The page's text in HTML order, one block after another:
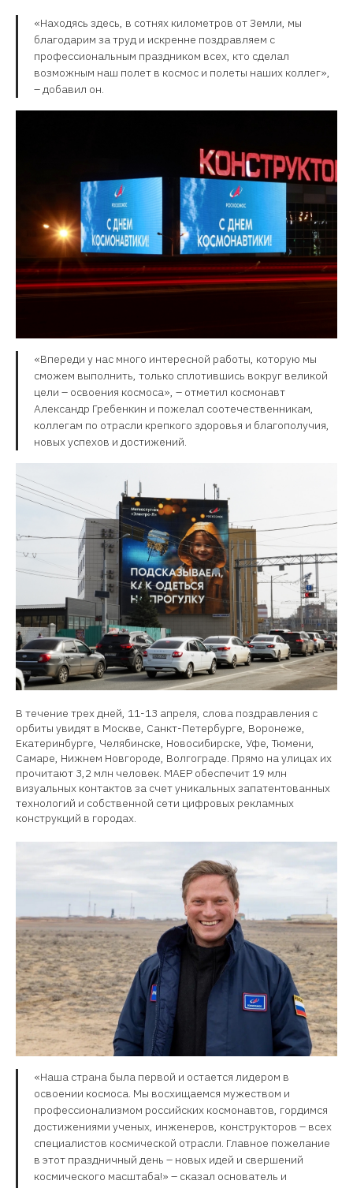
«Находясь здесь, в сотнях километров от Земли, мы
благодарим за труд и искренне поздравляем с
профессиональным праздником всех, кто сделал
возможным наш полет в космос и полеты наших коллег»,
– добавил он.
«Впереди у нас много интересной работы, которую мы
сможем выполнить, только сплотившись вокруг великой
цели – освоения космоса», – отметил космонавт
Александр Гребенкин и пожелал соотечественникам,
коллегам по отрасли крепкого здоровья и благополучия,
новых успехов и достижений.
В течение трех дней, 11-13 апреля, слова поздравления с
орбиты увидят в Москве, Санкт-Петербурге, Воронеже,
Екатеринбурге, Челябинске, Новосибирске, Уфе, Тюмени,
Самаре, Нижнем Новгороде, Волгограде. Прямо на улицах их
прочитают 3,2 млн человек. МАЕР обеспечит 19 млн
визуальных контактов за счет уникальных запатентованных
технологий и собственной сети цифровых рекламных
конструкций в городах.
«Наша страна была первой и остается лидером в
освоении космоса. Мы восхищаемся мужеством и
профессионализмом российских космонавтов, гордимся
достижениями ученых, инженеров, конструкторов – всех
специалистов космической отрасли. Главное пожелание
в этот праздничный день – новых идей и свершений
космического масштаба!» – сказал основатель и